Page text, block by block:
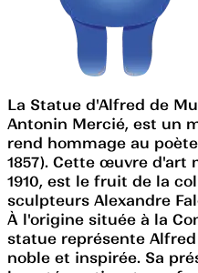
La Statue d'Alfred de
Antonin Mercié, est un
rend hommage au
1857). Cette œuvre d'art
1910, est le fruit de la
sculpteurs Alexandre
À l'origine située à la
statue représente
noble et inspirée. Sa